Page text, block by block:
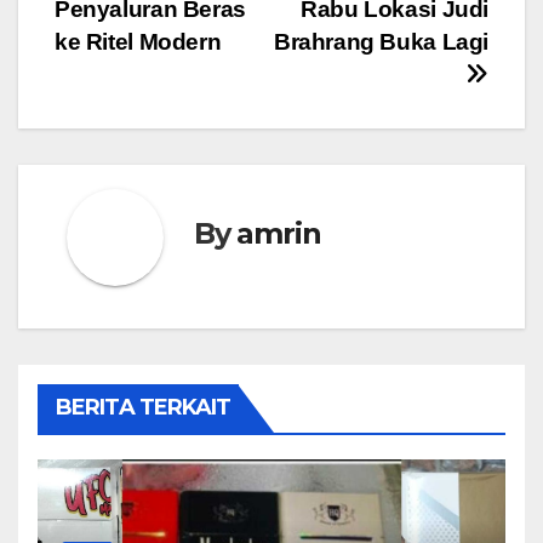
Rabu Lokasi Judi
Brahrang Buka Lagi
Penyaluran Beras
ke Ritel Modern
Byamrin
BERITA TERKAIT